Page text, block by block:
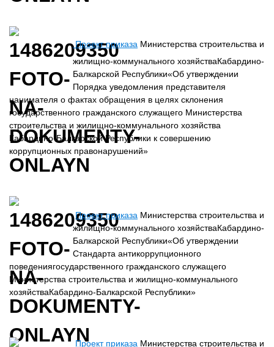
Проект приказа Министерства строительства и
жилищно-коммунального хозяйстваКабардино-
Балкарской Республики«Об утверждении
Порядка уведомления представителя
нанимателя о фактах обращения в целях склонения
государственного гражданского служащего Министерства
строительства и жилищно-коммунального хозяйства
Кабардино-Балкарской Республики к совершению
коррупционных правонарушений»
Проект приказа Министерства строительства и
жилищно-коммунального хозяйстваКабардино-
Балкарской Республики«Об утверждении
Стандарта антикоррупционного
поведениягосударственного гражданского служащего
Министерства строительства и жилищно-коммунального
хозяйстваКабардино-Балкарской Республики»
Проект приказа Министерства строительства и